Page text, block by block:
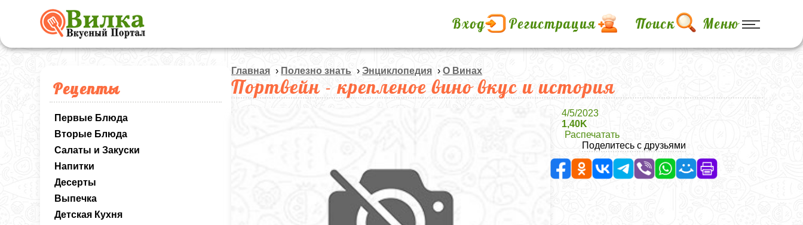
Вход Регистрация Поиск Меню
Рецепты
Первые Блюда
Вторые Блюда
Салаты и Закуски
Напитки
Десерты
Выпечка
Детская Кухня
Главная › Полезно знать ›Энциклопедия ›О Винах
Портвейн - крепленое вино вкус и история
4/5/2023
1,40K
Распечатать
Поделитесь с друзьями